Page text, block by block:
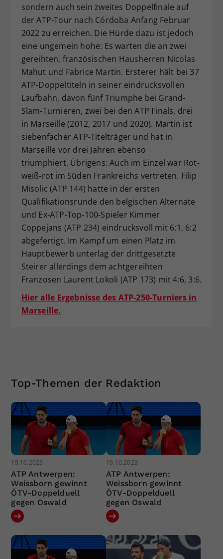
sondern auch sein zweites Doppelfinale auf
der ATP-Tour nach Córdoba Anfang Februar
2022 zu erreichen. Die Hürde dazu ist jedoch
eine ungemein hohe: Es warten die an zwei
gereihten, französischen Hausherren Nicolas
Mahut und Fabrice Martin. Ersterer hält bei 37
ATP-Doppeltiteln in seiner eindrucksvollen
Laufbahn, davon fünf Triumphe bei Grand-
Slam-Turnieren, zwei bei den ATP Finals, drei
in Marseille (2012, 2017 und 2020). Martin ist
siebenfacher ATP-Titelträger und hat in
Marseille vor drei Jahren ebenso
triumphiert. Übrigens: Auch im Einzel war Rot-
weiß-rot im Süden Frankreichs vertreten. Filip
Misolic (ATP 144) hatte in der ersten
Qualifikationsrunde den belgischen Alternate
und Ex-ATP-Top-100-Spieler Kimmer
Coppejans (ATP 234) eindrucksvoll mit 6:1, 6:2
abgefertigt. Im Kampf um einen Platz im
Hauptbewerb unterlag der drittgesetzte
Steirer allerdings dem achtgereihten
Franzosen Laurent Lokoli (ATP 173) mit 4:6, 3:6.
Hier alle Ergebnisse des ATP-250-Turniers in
Marseille.
Top-Themen der Redaktion
19.10.2023
ATP Antwerpen:
Weissborn gewinnt
ÖTV-Doppelduell
gegen Oswald
19.10.2023
ATP Antwerpen:
Weissborn gewinnt
ÖTV-Doppelduell
gegen Oswald